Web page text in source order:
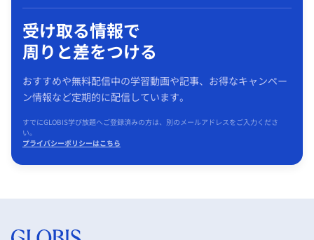
受け取る情報で
周りと差をつける
おすすめや無料配信中の学習動画や記事、お得なキャンペー
ン情報など定期的に配信しています。
すでにGLOBIS学び放題へご登録済みの方は、別のメールアドレスをご入力くださ
い。
プライバシーポリシーはこちら